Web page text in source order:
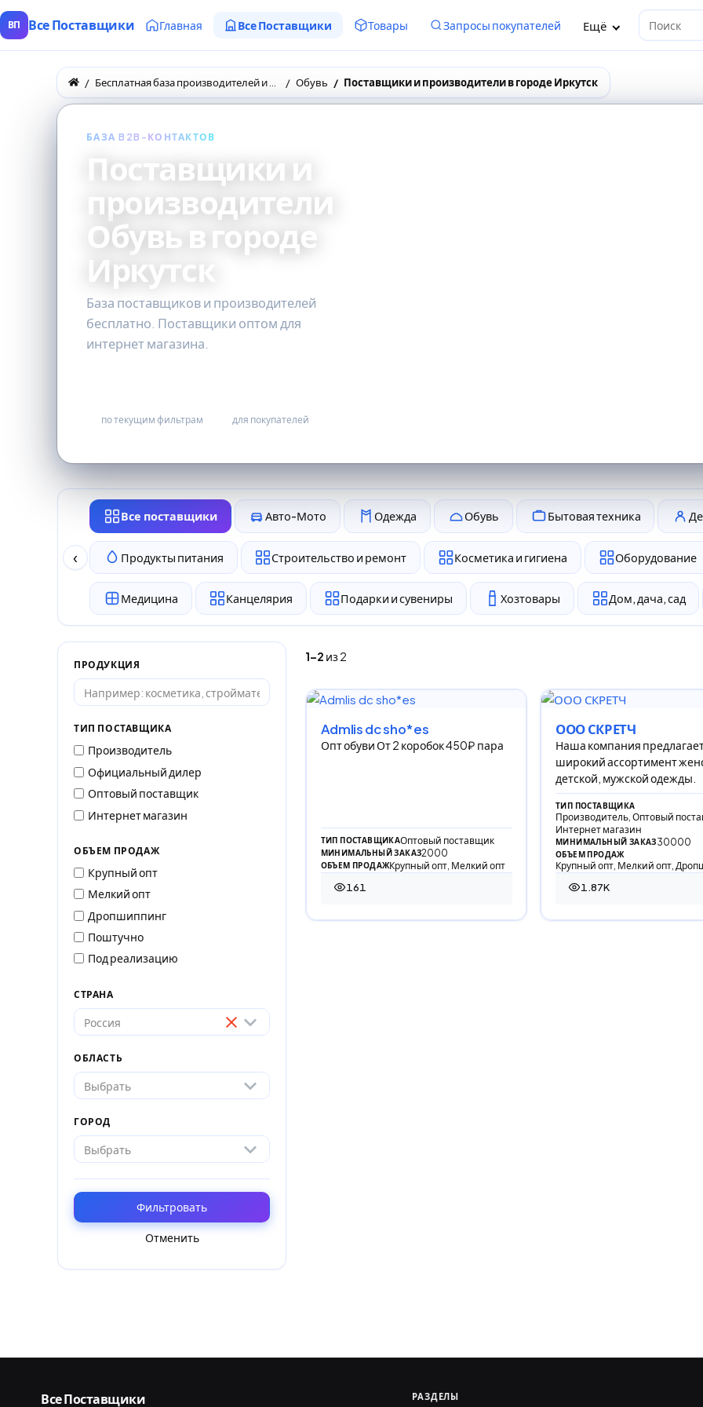
ВП Все Поставщики Главная Все Поставщики Товары Запросы покупателей Ещё Поиск
Обувь Поставщики и производители в городе Иркутск
БАЗА B2B-КОНТАКТОВ
Поставщики и
производители
Обувь в городе
Иркутск
База поставщиков и производителей
бесплатно. Поставщики оптом для
интернет магазина.
по текущим фильтрам для покупателей
‹
Все поставщики Авто-Мото Одежда Обувь Бытовая техника
Продукты питания Строительство и ремонт Косметика и гигиена Оборудование
Медицина Канцелярия Подарки и сувениры Хозтовары Дом, дача, сад
ПРОДУКЦИЯ
ТИП ПОСТАВЩИКА
Производитель
Официальный дилер
Оптовый поставщик
Интернет магазин
ОБЪЕМ ПРОДАЖ
Крупный опт
Мелкий опт
Дропшиппинг
Поштучно
Под реализацию
СТРАНА
Россия
ОБЛАСТЬ
Выбрать
ГОРОД
Выбрать
Фильтровать
Отменить
1–2 из 2
Admlis dc sho*es
Опт обуви От 2 коробок 450₽ пара
ТИП ПОСТАВЩИКАОптовый поставщик
МИНИМАЛЬНЫЙ ЗАКАЗ2000
ОБЪЕМ ПРОДАЖКрупный опт, Мелкий опт
161
161 просмотр
ООО СКРЕТЧ
Наша компания
широкий ассортимент
детской, мужской одежды.
ТИП ПОСТАВЩИКА
Производитель, Оптовый
Интернет магазин
МИНИМАЛЬНЫЙ ЗАКАЗ30000
ОБЪЕМ ПРОДАЖ
Крупный опт, Мелкий опт,
1.87K
1 870 просмотров
Все Поставщики РАЗДЕЛЫ